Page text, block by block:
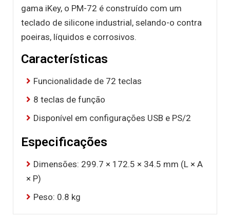
gama iKey, o PM-72 é construído com um
teclado de silicone industrial, selando-o contra
poeiras, líquidos e corrosivos.
Características
Funcionalidade de 72 teclas
8 teclas de função
Disponível em configurações USB e PS/2
Especificações
Dimensões: 299.7 × 172.5 × 34.5 mm (L × A
× P)
Peso: 0.8 kg